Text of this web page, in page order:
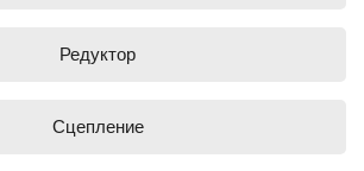
Редуктор
Сцепление